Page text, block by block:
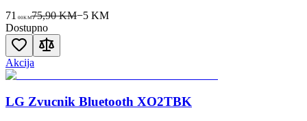
71 00KM75,90 KM−5KM
Dostupno
Akcija
LG Zvucnik Bluetooth XO2TBK